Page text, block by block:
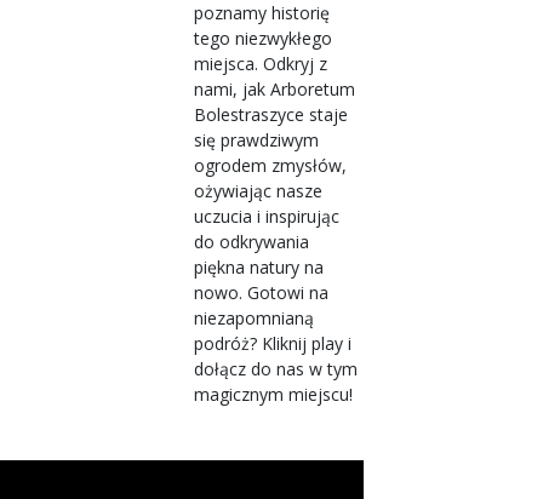
poznamy historię
tego niezwykłego
miejsca. Odkryj z
nami, jak Arboretum
Bolestraszyce staje
się prawdziwym
ogrodem zmysłów,
ożywiając nasze
uczucia i inspirując
do odkrywania
piękna natury na
nowo. Gotowi na
niezapomnianą
podróż? Kliknij play i
dołącz do nas w tym
magicznym miejscu!